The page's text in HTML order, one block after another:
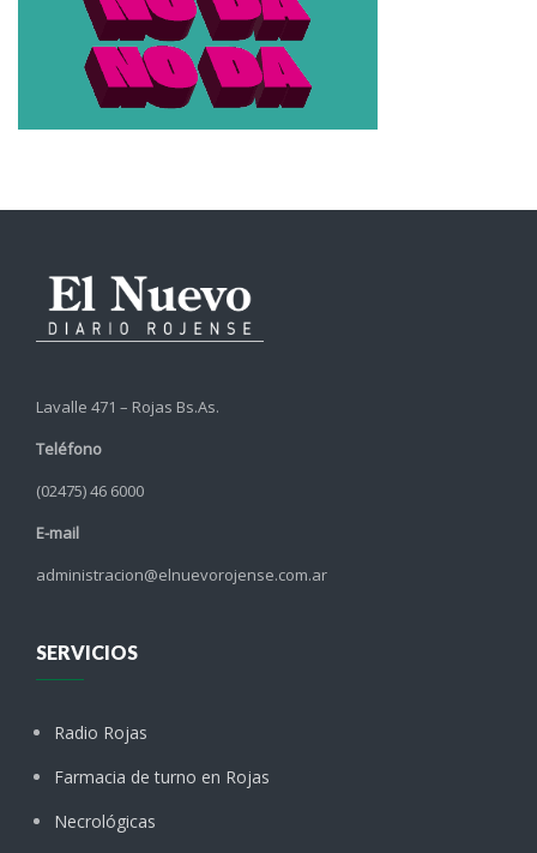
Lavalle 471 – Rojas Bs.As.
Teléfono
(02475) 46 6000
E-mail
administracion@elnuevorojense.com.ar
SERVICIOS
Radio Rojas
Farmacia de turno en Rojas
Necrológicas